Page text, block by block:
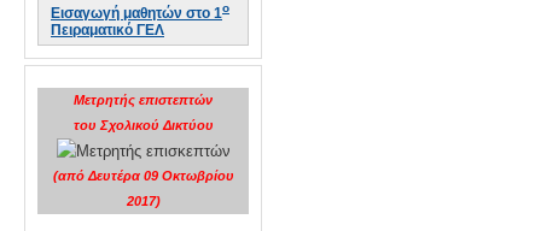
Εισαγωγή μαθητών στο 1ο
Πειραματικό ΓΕΛ
Μετρητής επιστεπτών
του Σχολικού Δικτύου
(από Δευτέρα 09 Οκτωβρίου
2017)